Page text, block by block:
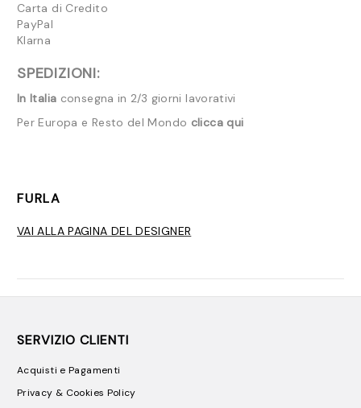
Carta di Credito
PayPal
Klarna
SPEDIZIONI:
In Italia consegna in 2/3 giorni lavorativi
Per Europa e Resto del Mondo clicca qui
FURLA
VAI ALLA PAGINA DEL DESIGNER
SERVIZIO CLIENTI
Acquisti e Pagamenti
Privacy & Cookies Policy